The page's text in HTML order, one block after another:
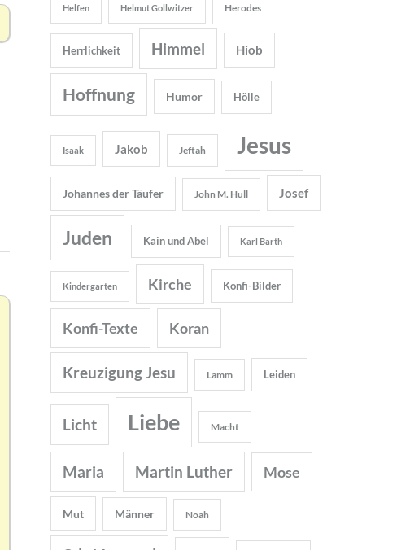
Helfen Helmut Gollwitzer Herodes
Herrlichkeit Himmel Hiob
Hoffnung Humor Hölle
Isaak Jakob Jeftah Jesus
Johannes der Täufer John M. Hull Josef
Juden Kain und Abel Karl Barth
Kindergarten Kirche Konfi-Bilder
Konfi-Texte Koran
Kreuzigung Jesu Lamm Leiden
Licht Liebe Macht
Maria Martin Luther Mose
Mut Männer Noah